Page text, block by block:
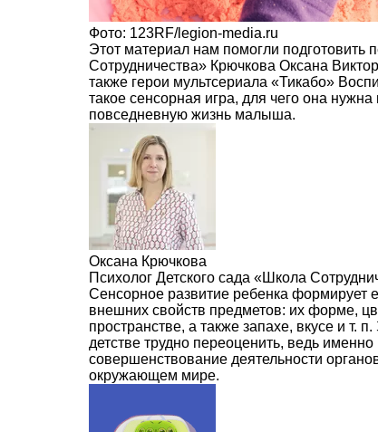
Фото: 123RF/legion-media.ru
Этот материал нам помогли подготовить
Сотрудничества» Крючкова Оксана
также герои мультсериала «Тикабо»
такое сенсорная игра, для чего она
повседневную жизнь малыша.
Оксана Крючкова
Психолог Детского сада «Школа
Сенсорное развитие ребенка формирует
внешних свойств предметов: их форме,
пространстве, а также запахе, вкусе и т.
детстве трудно переоценить, ведь
совершенствование деятельности
окружающем мире.